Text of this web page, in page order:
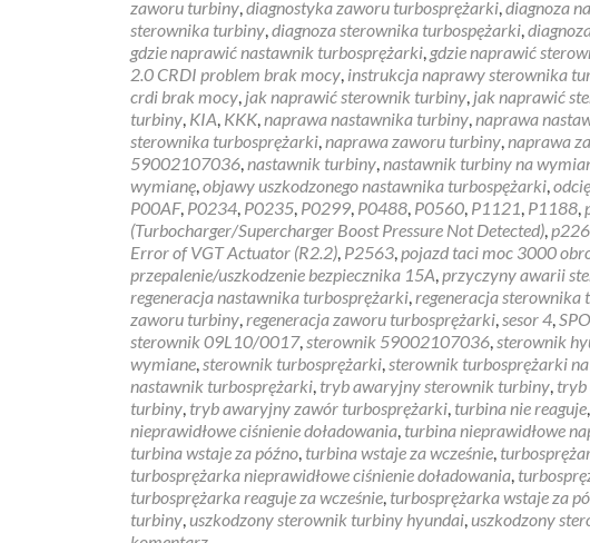
zaworu turbiny,diagnostyka zaworu turbosprężarki,diagnoza
sterownika turbiny,diagnoza sterownika turbospężarki,
gdzie naprawić nastawnik turbosprężarki, gdzie naprawić
2.0 CRDI problem brak mocy, instrukcja naprawy sterownika
crdi brak mocy, jak naprawić sterownik turbiny, jak naprawić
turbiny, KIA, KKK,naprawa nastawnika turbiny,naprawa
sterownika turbosprężarki,naprawa zaworu turbiny,naprawa
59002107036,nastawnik turbiny,nastawnik turbiny na
wymianę,objawy uszkodzonego nastawnika turbospężarki,
P00AF, P0234, P0235, P0299, P0488, P0560, P1121, P1188,
(Turbocharger/Supercharger Boost Pressure Not Detected),
Error of VGT Actuator (R2.2), P2563,pojazd taci moc 3000
przepalenie/uszkodzenie bezpiecznika 15A,przyczyny awarii
regeneracja nastawnika turbosprężarki,regeneracja sterownika
zaworu turbiny,regeneracja zaworu turbosprężarki,sesor 4,
sterownik 09L10/0017,sterownik 59002107036,sterownik
wymiane,sterownik turbosprężarki,sterownik turbosprężarki
nastawnik turbosprężarki, tryb awaryjny sterownik turbiny, tryb
turbiny, tryb awaryjny zawór turbosprężarki, turbina nie reaguje,
nieprawidłowe ciśnienie doładowania, turbina nieprawidłowe
turbina wstaje za późno, turbina wstaje za wcześnie,
turbosprężarka nieprawidłowe ciśnienie doładowania,
turbosprężarka reaguje za wcześnie, turbosprężarka wstaje za
turbiny,uszkodzony sterownik turbiny hyundai,uszkodzony